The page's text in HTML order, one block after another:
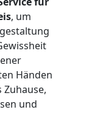
, um
Händen
Zuhause,
und